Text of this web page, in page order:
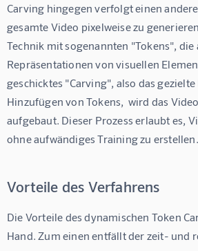
Carving hingegen verfolgt einen
gesamte Video pixelweise zu
Technik mit sogenannten "Tokens", die
Repräsentationen von visuellen
geschicktes "Carving", also das
Hinzufügen von Tokens,  wird das
aufgebaut. Dieser Prozess erlaubt es,
ohne aufwändiges Training zu erstellen.
Vorteile des Verfahrens
Die Vorteile des dynamischen Token
Hand. Zum einen entfällt der zeit- und